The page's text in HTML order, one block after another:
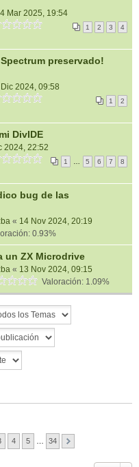
Mar 2025, 19:54
1 2 3 4
preservado!
2024, 09:58
1 2
DivIDE
2024, 22:52
1 5 6 7 8
bug de las
« 14 Nov 2024, 20:19
0.93%
un ZX Microdrive
« 13 Nov 2024, 09:15
Valoración: 1.09%
4 5 34